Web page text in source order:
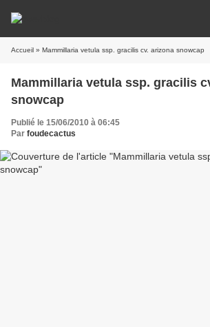
Accueil » Mammillaria vetula ssp. gracilis cv. arizona snowcap
Mammillaria vetula ssp. gracilis
snowcap
Publié le 15/06/2010 à 06:45
Par foudecactus